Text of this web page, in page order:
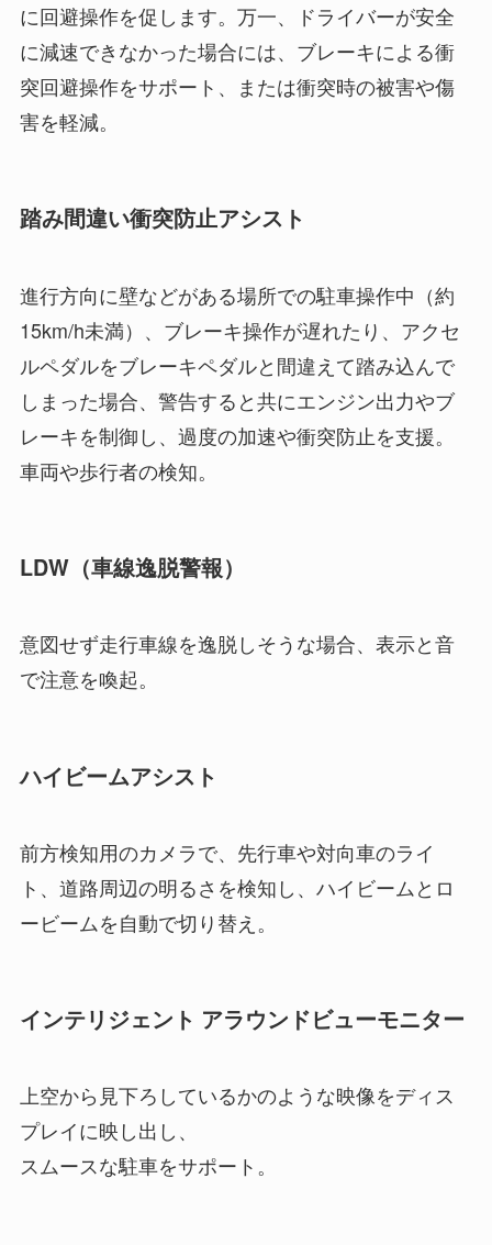
に回避操作を促します。万一、ドライバーが安全
に減速できなかった場合には、ブレーキによる衝
突回避操作をサポート、または衝突時の被害や傷
害を軽減。
踏み間違い衝突防止アシスト
進行方向に壁などがある場所での駐車操作中（約
15km/h未満）、ブレーキ操作が遅れたり、アクセ
ルペダルをブレーキペダルと間違えて踏み込んで
しまった場合、警告すると共にエンジン出力やブ
レーキを制御し、過度の加速や衝突防止を支援。
車両や歩行者の検知。
LDW（車線逸脱警報）
意図せず走行車線を逸脱しそうな場合、表示と音
で注意を喚起。
ハイビームアシスト
前方検知用のカメラで、先行車や対向車のライ
ト、道路周辺の明るさを検知し、ハイビームとロ
ービームを自動で切り替え。
インテリジェント アラウンドビューモニター
上空から見下ろしているかのような映像をディス
プレイに映し出し、
スムースな駐車をサポート。